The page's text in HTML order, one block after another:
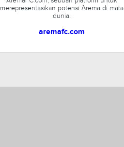
merepresentasikan potensi Arema di mata
dunia.
aremafc.com